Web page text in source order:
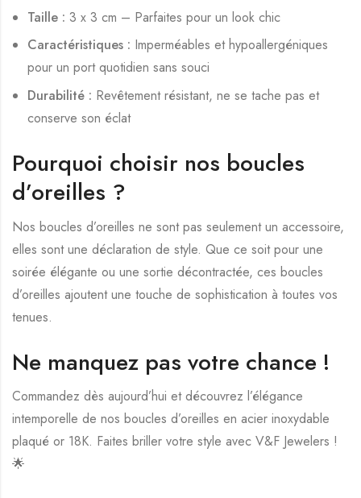
Taille : 3 x 3 cm – Parfaites pour un look chic
Caractéristiques : Imperméables et hypoallergéniques
pour un port quotidien sans souci
Durabilité : Revêtement résistant, ne se tache pas et
conserve son éclat
Pourquoi choisir nos boucles
d’oreilles ?
Nos boucles d’oreilles ne sont pas seulement un accessoire,
elles sont une déclaration de style. Que ce soit pour une
soirée élégante ou une sortie décontractée, ces boucles
d’oreilles ajoutent une touche de sophistication à toutes vos
tenues.
Ne manquez pas votre chance !
Commandez dès aujourd’hui et découvrez l’élégance
intemporelle de nos boucles d’oreilles en acier inoxydable
plaqué or 18K. Faites briller votre style avec V&F Jewelers !
🌟